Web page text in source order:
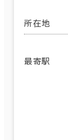
所在地
最寄駅